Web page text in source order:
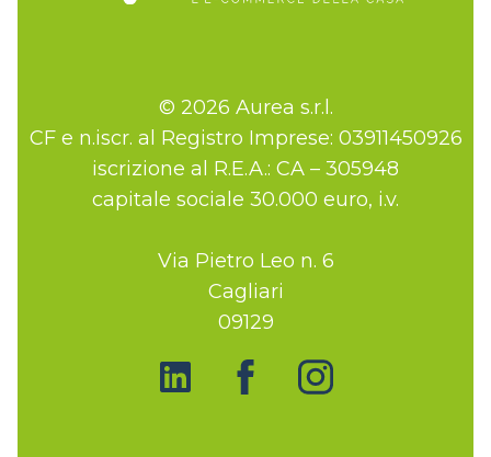
© 2026 Aurea s.r.l.
CF e n.iscr. al Registro Imprese: 03911450926
iscrizione al R.E.A.: CA – 305948
capitale sociale 30.000 euro, i.v.
Via Pietro Leo n. 6
Cagliari
09129